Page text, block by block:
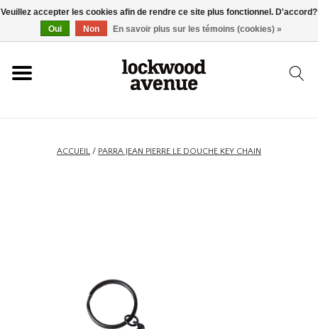
ACCUEIL
ACCUEIL / PARRA JEAN PIERRE LE DOUCHE KEY CHAIN
Veuillez accepter les cookies afin de rendre ce site plus fonctionnel. D'accord?
Oui
Non En savoir plus sur les témoins (cookies) »